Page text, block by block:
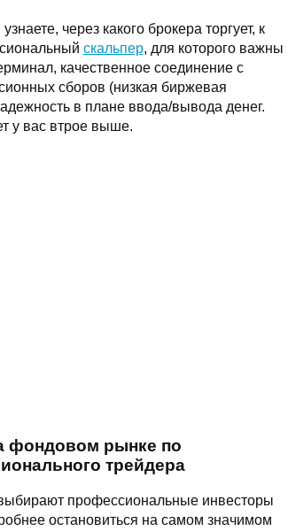
через какого брокера торгует, к
скальпер, для которого важны
качественное соединение с
сборов (низкая биржевая
в плане ввода/вывода денег.
у вас втрое выше.
фондовом рынке по
трейдера
профессиональные инвесторы
остановиться на самом значимом